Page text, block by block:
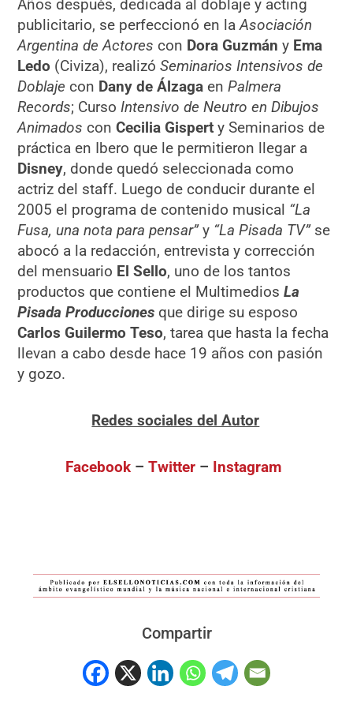
Años después, dedicada al doblaje y acting
publicitario, se perfeccionó en laAsociación
Argentina de Actores con Dora Guzmán y Ema
Ledo (Civiza), realizóSeminarios Intensivos de
Doblaje con Dany de Álzaga enPalmera
Records; Curso Intensivo de Neutro en Dibujos
Animados conCecilia Gispert y Seminarios de
práctica en Ibero que le permitieron llegar a
Disney, donde quedó seleccionada como
actriz del staff. Luego de conducir durante el
2005 el programa de contenido musical “La
Fusa, una nota para pensar”y “La Pisada TV”se
abocó a la redacción, entrevista y corrección
del mensuario El Sello, uno de los tantos
productos que contiene el MultimediosLa
Pisada Producciones que dirige su esposo
Carlos Guilermo Teso, tarea que hasta la fecha
llevan a cabo desde hace 19 años con pasión
y gozo.
Redes sociales del Autor
Facebook –Twitter – Instagram
Compartir